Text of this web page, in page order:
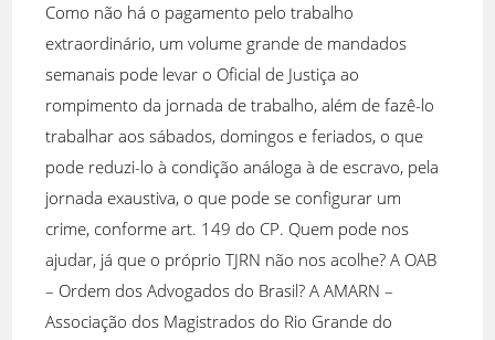
Como não há o pagamento pelo trabalho
extraordinário, um volume grande de mandados
semanais pode levar o Oficial de Justiça ao
rompimento da jornada de trabalho, além de fazê-lo
trabalhar aos sábados, domingos e feriados, o que
pode reduzi-lo à condição análoga à de escravo, pela
jornada exaustiva, o que pode se configurar um
crime, conforme art. 149 do CP. Quem pode nos
ajudar, já que o próprio TJRN não nos acolhe? A OAB
– Ordem dos Advogados do Brasil? A AMARN –
Associação dos Magistrados do Rio Grande do